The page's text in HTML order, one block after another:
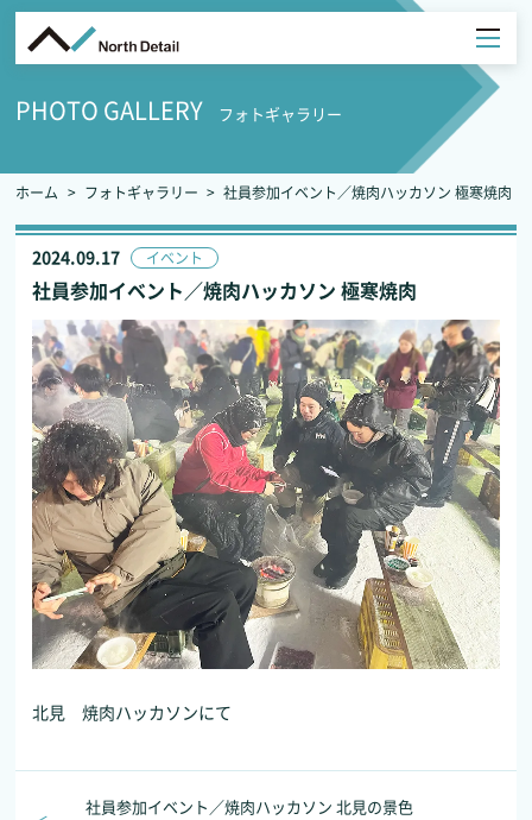
PHOTO GALLERY フォトギャラリー
ホーム フォトギャラリー 社員参加イベント／焼肉ハッカソン 極寒焼肉
2024.09.17 イベント
社員参加イベント／焼肉ハッカソン 極寒焼肉
北見 焼肉ハッカソンにて
社員参加イベント／焼肉ハッカソン 北見の景色